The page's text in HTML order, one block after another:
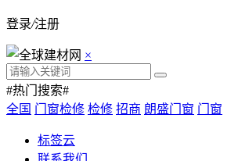
登录/注册
×
#热门搜索#
全国 门窗检修 检修 招商 朗盛门窗 门窗
标签云